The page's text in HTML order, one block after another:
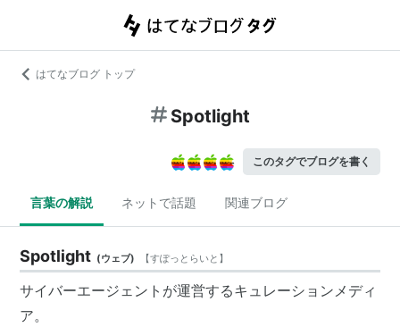
はてなブログ トップ
Spotlight
このタグでブログを書く
言葉の解説 ネットで話題 関連ブログ
Spotlight (ウェブ) 【すぽっとらいと 】
サイバーエージェント が運営するキュレーションメディ
ア。